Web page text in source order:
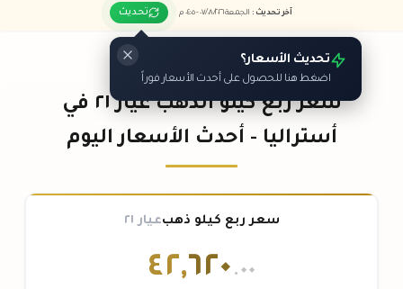
آخر تحديث : الجمعة ٠٧ /٠٨/٢٠٢٦ - ٠٤:٠٥ م تحديث
تحديث الأسعار؟
اضغط هنا للحصول على أحدث الأسعار فوراً
سعر ربع كيلو الذهب عيار ٢١ في
أستراليا - أحدث الأسعار اليوم
سعر ربع كيلو ذهبعيار ٢١
٤٢,٦٢٠ .٠٠